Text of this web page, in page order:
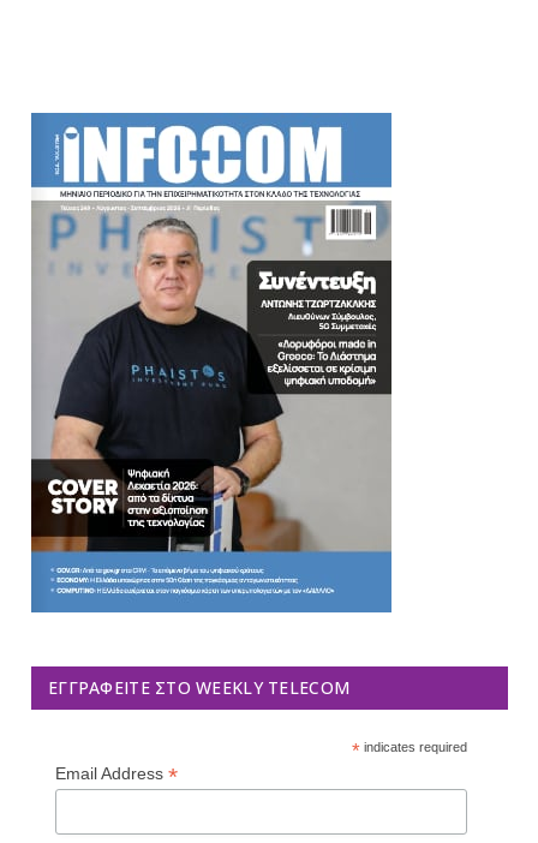
ΕΓΓΡΑΦΕΊΤΕ ΣΤΟ WEEKLY TELECOM
*indicates required
Email Address *